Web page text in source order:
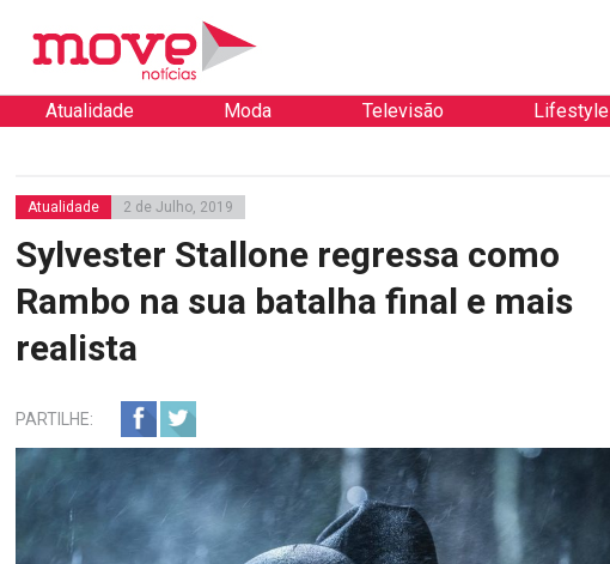
Atualidade Moda Televisão Lifestyle
Atualidade 2 de Julho, 2019
Sylvester Stallone regressa como
Rambo na sua batalha final e mais
realista
PARTILHE: